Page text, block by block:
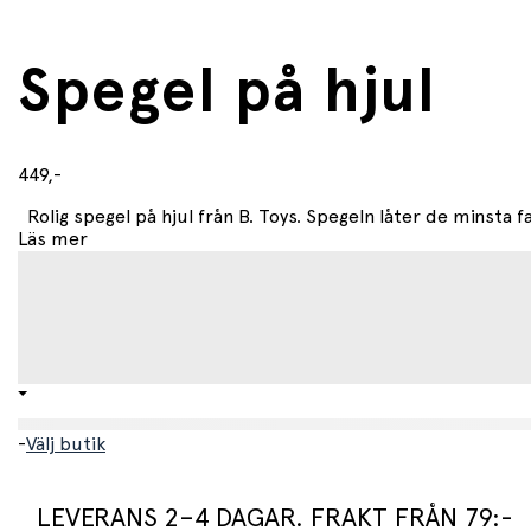
Spegel på hjul
449,-
Rolig spegel på hjul från B. Toys. Spegeln låter de minsta
Läs mer
-Välj butik
LEVERANS 2–4 DAGAR. FRAKT FRÅN 79:-